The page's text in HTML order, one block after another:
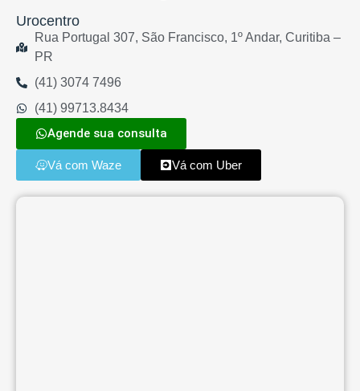
Urocentro
Rua Portugal 307, São Francisco, 1º Andar, Curitiba –
PR
(41) 3074 7496
(41) 99713.8434
Agende sua consulta
Vá com Waze Vá com Uber